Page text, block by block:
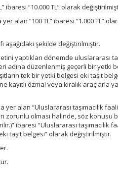
ibaresi “10.000 TL” olarak
alan “100 TL” ibaresi “1.000 TL”
aşağıdaki şekilde değiştirilmiştir.
yaptıkları dönemde uluslararası
adına düzenlenmiş geçerli bir yetki
tek bir yetki belgesi eki taşıt
özmal veya kiralık araçlarla
alan “Uluslararası taşımacılık
zorunlu olması halinde, söz konusu
ibaresi “Uluslararası taşımacılık
taşıt belgesi” olarak değiştirilmiştir.